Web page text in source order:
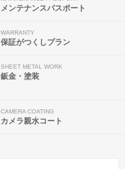
メンテナンスパスポート
WARRANTY
保証がつくしプラン
SHEET METAL WORK
鈑金・塗装
CAMERA COATING
カメラ親水コート